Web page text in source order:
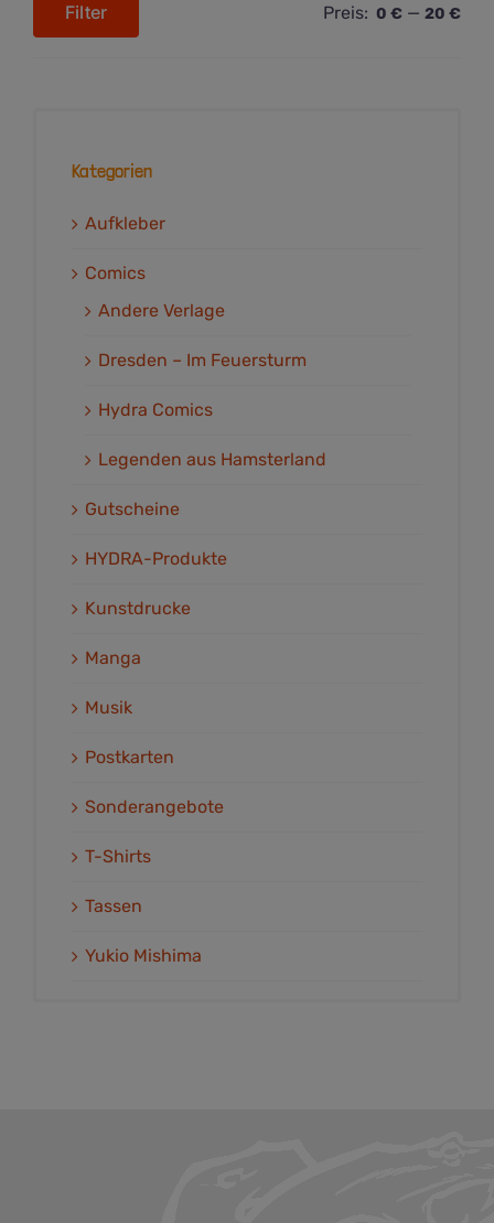
Max.
Filter Preis: 0 € — 20 €
Kategorien
Aufkleber
Comics
Andere Verlage
Dresden – Im Feuersturm
Hydra Comics
Legenden aus Hamsterland
Gutscheine
HYDRA-Produkte
Kunstdrucke
Manga
Musik
Postkarten
Sonderangebote
T-Shirts
Tassen
Yukio Mishima